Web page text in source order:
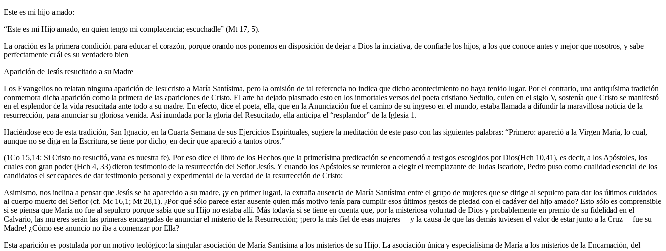
Este es mi hijo amado:
“Este es mi Hijo amado, en quien tengo mi complacencia; escuchadle” (Mt 17, 5).
La oración es la primera condición para educar el corazón, porque orando nos ponemos en disposición de dejar a Dios la iniciativa, de confiarle los hijos, a los que conoce antes y mejor que nosotros, y sabe
perfectamente cuál es su verdadero bien
Aparición de Jesús resucitado a su Madre
Los Evangelios no relatan ninguna aparición de Jesucristo a María Santísima, pero la omisión de tal referencia no indica que dicho acontecimiento no haya tenido lugar. Por el contrario, una antiquísima tradición
conmemora dicha aparición como la primera de las apariciones de Cristo. El arte ha dejado plasmado esto en los inmortales versos del poeta cristiano Sedulio, quien en el siglo V, sostenía que Cristo se manifestó
en el esplendor de la vida resucitada ante todo a su madre. En efecto, dice el poeta, ella, que en la Anunciación fue el camino de su ingreso en el mundo, estaba llamada a difundir la maravillosa noticia de la
resurrección, para anunciar su gloriosa venida. Así inundada por la gloria del Resucitado, ella anticipa el “resplandor” de la Iglesia 1.
Haciéndose eco de esta tradición, San Ignacio, en la Cuarta Semana de sus Ejercicios Espirituales, sugiere la meditación de este paso con las siguientes palabras: “Primero: apareció a la Virgen María, lo cual,
aunque no se diga en la Escritura, se tiene por dicho, en decir que apareció a tantos otros.”
(1Co 15,14: Si Cristo no resucitó, vana es nuestra fe). Por eso dice el libro de los Hechos que la primerísima predicación se encomendó a testigos escogidos por Dios(Hch 10,41), es decir, a los Apóstoles, los
cuales con gran poder (Hch 4, 33) dieron testimonio de la resurrección del Señor Jesús. Y cuando los Apóstoles se reunieron a elegir el reemplazante de Judas Iscariote, Pedro puso como cualidad esencial de los
candidatos el ser capaces de dar testimonio personal y experimental de la verdad de la resurrección de Cristo:
Asimismo, nos inclina a pensar que Jesús se ha aparecido a su madre, ¡y en primer lugar!, la extraña ausencia de María Santísima entre el grupo de mujeres que se dirige al sepulcro para dar los últimos cuidados
al cuerpo muerto del Señor (cf. Mc 16,1; Mt 28,1). ¿Por qué sólo parece estar ausente quien más motivo tenía para cumplir esos últimos gestos de piedad con el cadáver del hijo amado? Esto sólo es comprensible
si se piensa que María no fue al sepulcro porque sabía que su Hijo no estaba allí. Más todavía si se tiene en cuenta que, por la misteriosa voluntad de Dios y probablemente en premio de su fidelidad en el
Calvario, las mujeres serán las primeras encargadas de anunciar el misterio de la Resurrección; ¡pero la más fiel de esas mujeres —y la causa de que las demás tuviesen el valor de estar junto a la Cruz— fue su
Madre! ¿Cómo ese anuncio no iba a comenzar por Ella?
Esta aparición es postulada por un motivo teológico: la singular asociación de María Santísima a los misterios de su Hijo. La asociación única y especialísima de María a los misterios de la Encarnación, del